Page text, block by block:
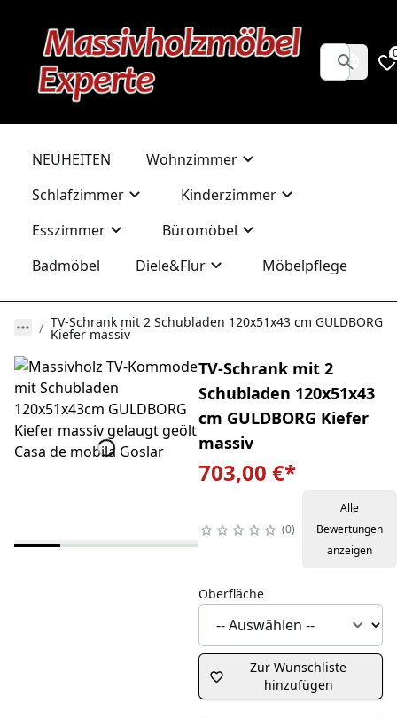
NEUHEITEN
Wohnzimmer
Schlafzimmer
Kinderzimmer
Esszimmer
Büromöbel
Badmöbel
Diele&Flur Möbelpflege
TV-Schrank mit 2 Schubladen 120x51x43 cm GULDBORG
Kiefer massiv
TV-Schrank mit 2
Schubladen 120x51x43
cm GULDBORG Kiefer
massiv
703,00 €*
0
Alle
Bewertungen
anzeigen
Oberfläche
Zur Wunschliste
hinzufügen